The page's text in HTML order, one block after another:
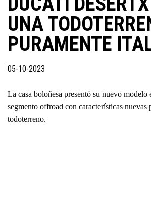
UNA
PURAMENTE
05-10-2023
La casa boloñesa presentó su nuevo modelo
segmento offroad con características nuevas
todoterreno.